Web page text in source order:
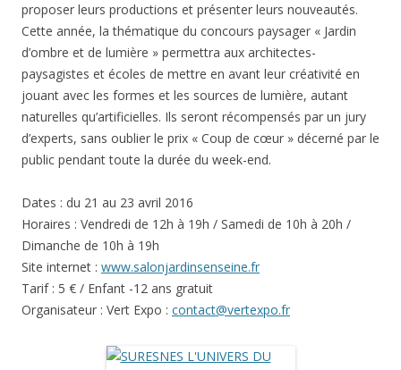
proposer leurs productions et présenter leurs nouveautés.
Cette année, la thématique du concours paysager « Jardin
d’ombre et de lumière » permettra aux architectes-
paysagistes et écoles de mettre en avant leur créativité en
jouant avec les formes et les sources de lumière, autant
naturelles qu’artificielles. Ils seront récompensés par un jury
d’experts, sans oublier le prix « Coup de cœur » décerné par le
public pendant toute la durée du week-end.
Dates : du 21 au 23 avril 2016
Horaires : Vendredi de 12h à 19h / Samedi de 10h à 20h /
Dimanche de 10h à 19h
Site internet : www.salonjardinsenseine.fr
Tarif : 5 € / Enfant -12 ans gratuit
Organisateur : Vert Expo : contact@vertexpo.fr